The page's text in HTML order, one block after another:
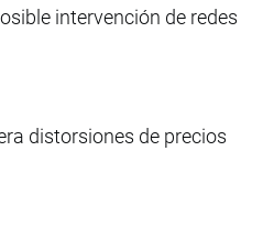
intervención de redes
distorsiones de precios